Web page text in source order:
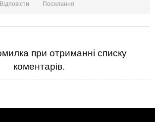
Відповісти Посилання
при отриманні списку
коментарів.